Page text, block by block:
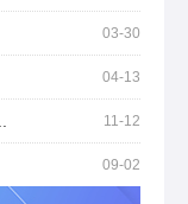
03-30
04-13
11-12
09-02